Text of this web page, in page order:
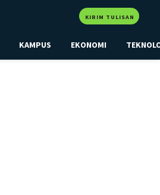
KIRIM TULISAN
KAMPUS EKONOMI